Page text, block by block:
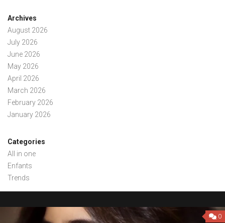
Archives
August 2026
July 2026
June 2026
May 2026
April 2026
March 2026
February 2026
January 2026
Categories
All in one
Enfants
Trends
0